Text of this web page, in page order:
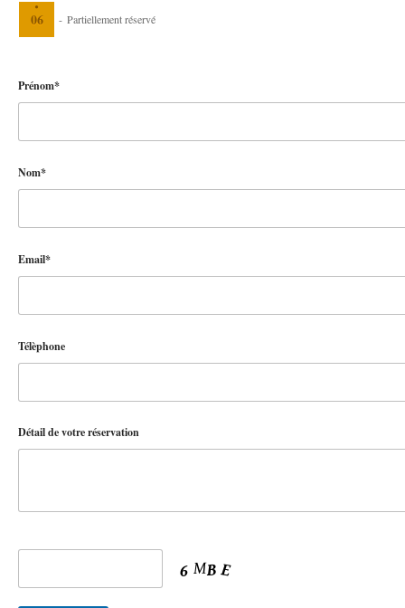
·
06 - Partiellement réservé
Prénom*
Nom*
Email*
Télèphone
Détail de votre réservation